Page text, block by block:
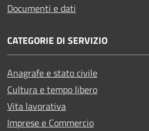
Documenti e dati
CATEGORIE DI SERVIZIO
Anagrafe e stato civile
Cultura e tempo libero
Vita lavorativa
Imprese e Commercio